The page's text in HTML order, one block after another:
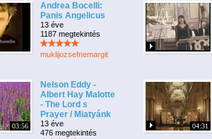
Andrea Bocelli:
Panis Angelicus
13 éve
1187 megtekintés
muklijozsefnemargit
03:56
Nelson Eddy -
Albert Hay Malotte
- The Lord s
Prayer / Miatyánk
13 éve
476 megtekintés
04:31